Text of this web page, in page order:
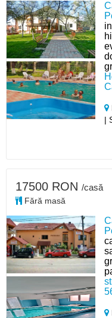
|
17500 RON /casă
Fără masă